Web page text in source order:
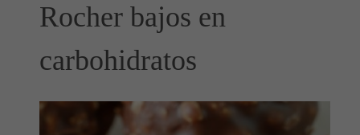
Rocher bajos en
carbohidratos